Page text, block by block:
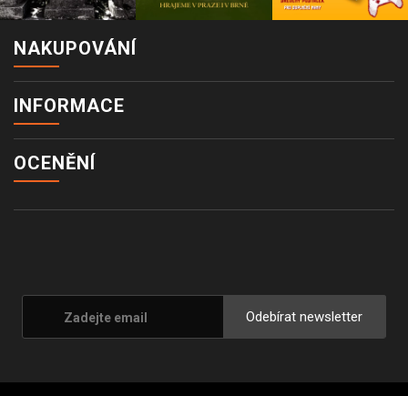
NAKUPOVÁNÍ
INFORMACE
OCENĚNÍ
Odebírat newsletter